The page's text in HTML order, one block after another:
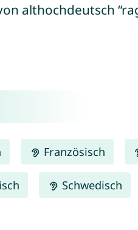
althochdeutsch
Französisch
Schwedisch